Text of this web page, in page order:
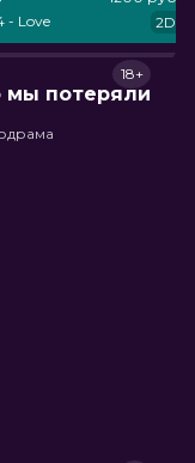
- Love
2D
мы потеряли
18+